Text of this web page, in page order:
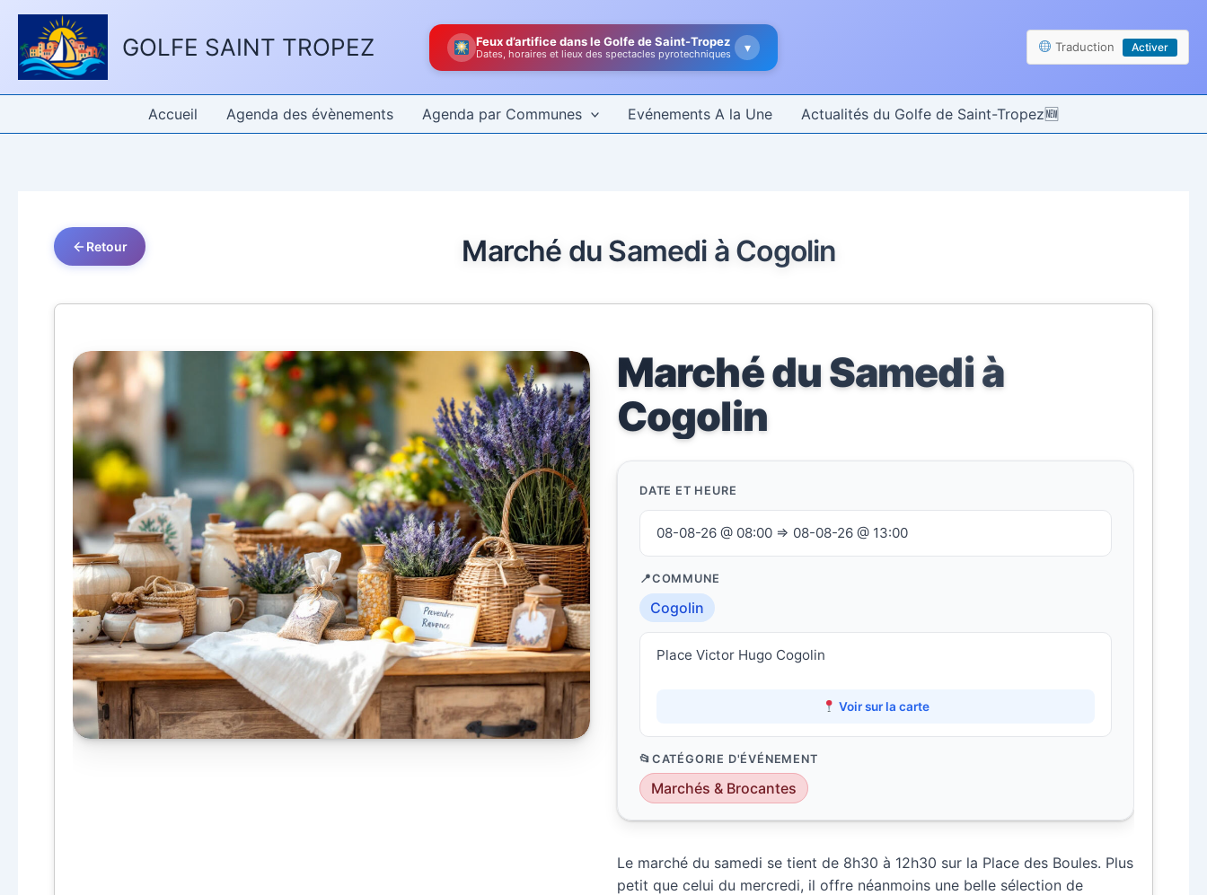
Panneau de gestion des cookies
Aller
contenu
GOLFE SAINT TROPEZ Feux d’artifice dans le Golfe de Saint-Tropez
Dates, horaires et lieux des spectacles pyrotechniques ▾ Traduction Activer
Accueil Agenda des évènements Agenda par Communes Evénements A la Une Actualités du Golfe de Saint-Tropez
Retour Marché du Samedi à Cogolin
Marché du Samedi à
Cogolin
DATE ET HEURE
08-08-26 @ 08:00 ⇒ 08-08-26 @ 13:00
COMMUNE
Cogolin
Place Victor Hugo Cogolin
Voir sur la carte
CATÉGORIE D'ÉVÉNEMENT
Marchés & Brocantes
Le marché du samedi se tient de 8h30 à 12h30 sur la Place des Boules. Plus
petit que celui du mercredi, il offre néanmoins une belle sélection de